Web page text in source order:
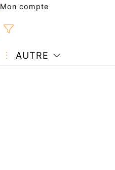
Mon compte
AUTRE